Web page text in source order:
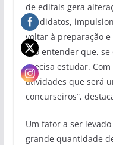
de editais gera
candidatos,
voltar à preparação e
vão entender que,
precisa estudar.
atividades que será
concurseiros”,
Um fator a ser
grande quantidade